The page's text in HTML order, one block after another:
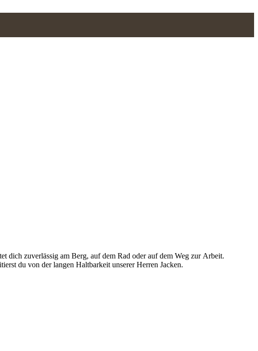
dich zuverlässig am Berg, auf dem Rad oder auf dem Weg zur Arbeit.
du von der langen Haltbarkeit unserer Herren Jacken.